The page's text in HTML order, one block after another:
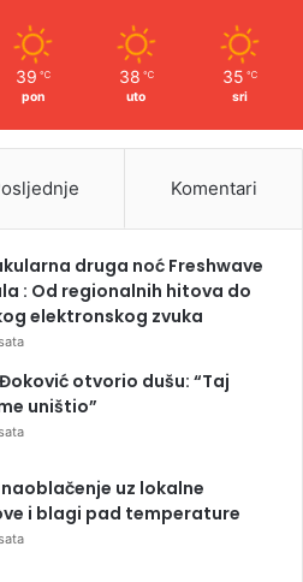
39 ℃
pon
38 ℃
uto
35 ℃
sri
Komentari
druga noć Freshwave
: Od regionalnih hitova do
elektronskog zvuka
otvorio dušu: “Taj
uništio”
uz lokalne
i blagi pad temperature